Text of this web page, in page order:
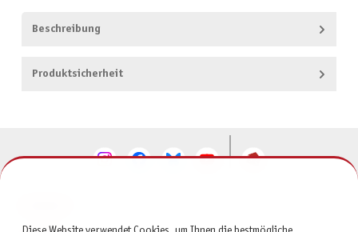
Beschreibung
Produktsicherheit